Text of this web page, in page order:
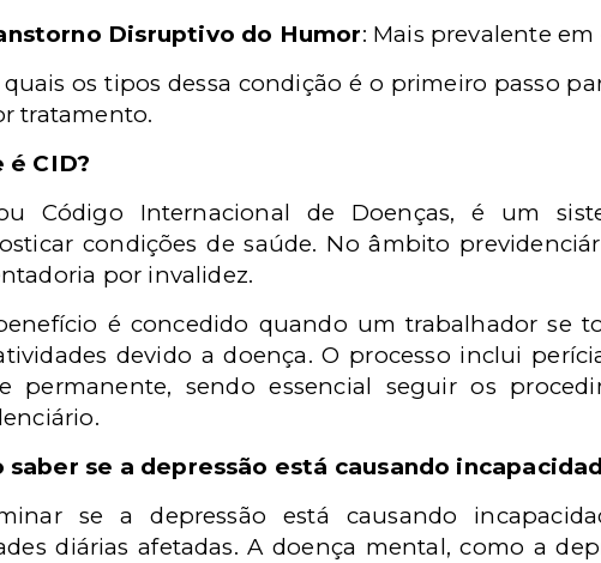
Disruptivo do Humor: Mais prevalente em
quais os tipos dessa condição é o primeiro passo
tratamento.
é CID?
Código Internacional de Doenças, é um
condições de saúde. No âmbito
por invalidez.
é concedido quando um trabalhador se
devido a doença. O processo inclui
permanente, sendo essencial seguir os
saber se a depressão está causando
se a depressão está causando
diárias afetadas. A doença mental, como a